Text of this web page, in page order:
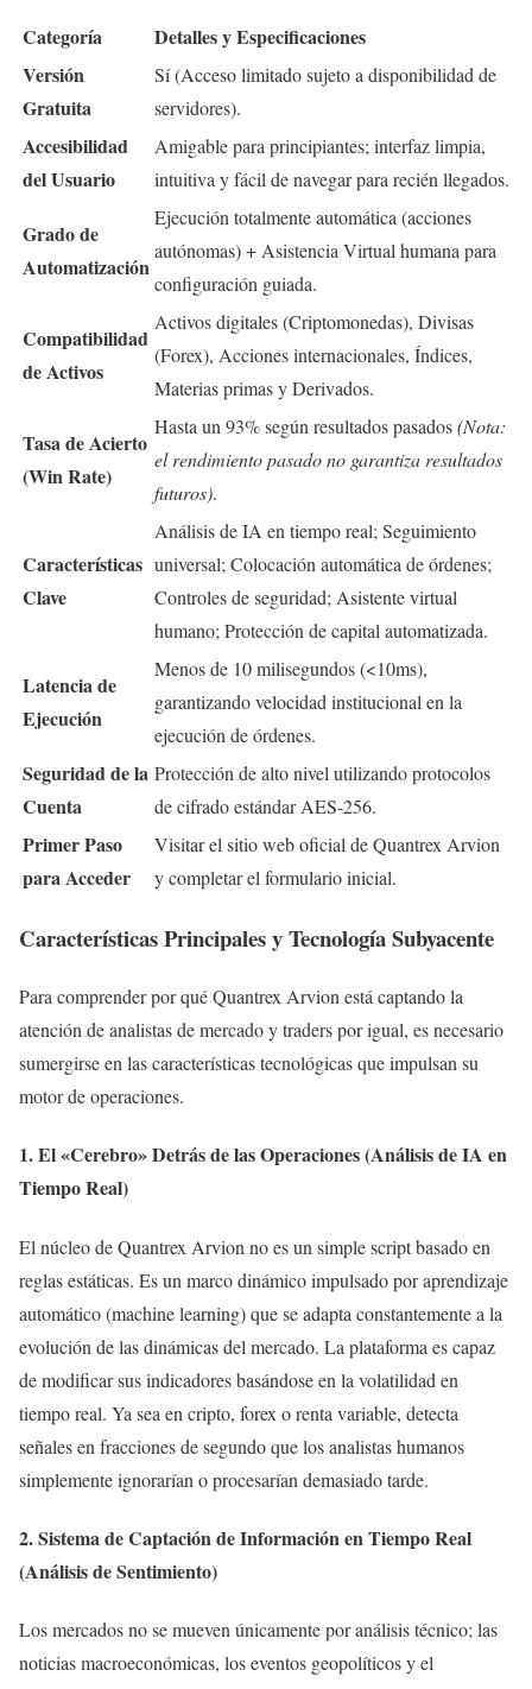
Categoría
Detalles y Especificaciones
Versión
Gratuita
Sí (Acceso limitado sujeto a disponibilidad de
servidores).
Accesibilidad
del Usuario
Amigable para principiantes; interfaz limpia,
intuitiva y fácil de navegar para recién llegados.
Grado de
Automatización
Ejecución totalmente automática (acciones
autónomas) + Asistencia Virtual humana para
configuración guiada.
Compatibilidad
de Activos
Activos digitales (Criptomonedas), Divisas
(Forex), Acciones internacionales, Índices,
Materias primas y Derivados.
Tasa de Acierto
(Win Rate)
Hasta un 93% según resultados pasados(Nota:
el rendimiento pasado no garantiza resultados
futuros).
Características
Clave
Análisis de IA en tiempo real; Seguimiento
universal; Colocación automática de órdenes;
Controles de seguridad; Asistente virtual
humano; Protección de capital automatizada.
Latencia de
Ejecución
Menos de 10 milisegundos (<10ms),
garantizando velocidad institucional en la
ejecución de órdenes.
Seguridad de la
Cuenta
Protección de alto nivel utilizando protocolos
de cifrado estándar AES-256.
Primer Paso
para Acceder
Visitar el sitio web oficial de Quantrex Arvion
y completar el formulario inicial.
Características Principales y Tecnología Subyacente
Para comprender por qué Quantrex Arvion está captando la
atención de analistas de mercado y traders por igual, es necesario
sumergirse en las características tecnológicas que impulsan su
motor de operaciones.
1. El «Cerebro» Detrás de las Operaciones (Análisis de IA en
Tiempo Real)
El núcleo de Quantrex Arvion no es un simple script basado en
reglas estáticas. Es un marco dinámico impulsado por aprendizaje
automático (machine learning) que se adapta constantemente a la
evolución de las dinámicas del mercado. La plataforma es capaz
de modificar sus indicadores basándose en la volatilidad en
tiempo real. Ya sea en cripto, forex o renta variable, detecta
señales en fracciones de segundo que los analistas humanos
simplemente ignorarían o procesarían demasiado tarde.
2. Sistema de Captación de Información en Tiempo Real
(Análisis de Sentimiento)
Los mercados no se mueven únicamente por análisis técnico; las
noticias macroeconómicas, los eventos geopolíticos y el